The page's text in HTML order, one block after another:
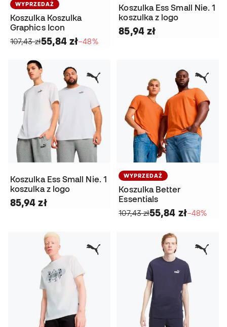
WYPRZEDAŻ
Koszulka Koszulka
Graphics Icon
107,43 zł55,84 zł−48%
Koszulka Ess Small Nie. 1
koszulka z logo
85,94 zł
Koszulka Ess Small Nie. 1
koszulka z logo
85,94 zł
WYPRZEDAŻ
Koszulka Better
Essentials
107,43 zł55,84 zł−48%